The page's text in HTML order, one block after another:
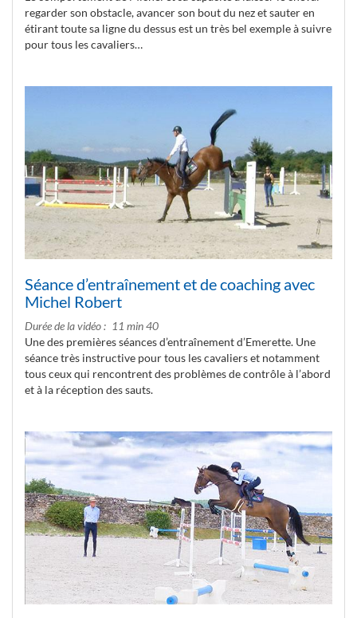
regarder son obstacle, avancer son bout du nez et sauter en
étirant toute sa ligne du dessus est un très bel exemple à suivre
pour tous les cavaliers…
Séance d’entraînement et de coaching avec
Michel Robert
Durée de la vidéo
11 min 40
Une des premières séances d’entraînement d’Emerette. Une
séance très instructive pour tous les cavaliers et notamment
tous ceux qui rencontrent des problèmes de contrôle à l’abord
et à la réception des sauts.